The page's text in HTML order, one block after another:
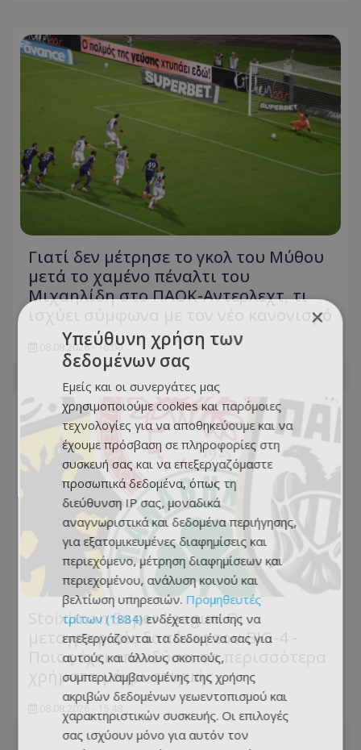
Γιατί δεν μέτρησε το γκολ του Μύθου
μετά το χαμένο πέναλτι του
Μιχαηλίδη στο ΠΑΟΚ-Αντερλεχτ, τι
ισχύει σύμφωνα με τον νέο κανονισμό
08.08.2026 - 16:00
Stoiximan Super League: Οι
μεταγραφικές δαπάνες του BIG-4 -
Ποιος έχει επενδύσει τα περισσότερα
χρήματα μέχρι στιγμής
×
Υπεύθυνη χρήση των
δεδομένων σας
Εμείς και οι συνεργάτες μας
χρησιμοποιούμε cookies και παρόμοιες
τεχνολογίες για να αποθηκεύουμε και να
έχουμε πρόσβαση σε πληροφορίες στη
συσκευή σας και να επεξεργαζόμαστε
προσωπικά δεδομένα, όπως τη
διεύθυνση IP σας, μοναδικά
αναγνωριστικά και δεδομένα περιήγησης,
για εξατομικευμένες διαφημίσεις και
περιεχόμενο, μέτρηση διαφημίσεων και
περιεχομένου, ανάλυση κοινού και
βελτίωση υπηρεσιών. Προμηθευτές
τρίτων (1884) ενδέχεται επίσης να
επεξεργάζονται τα δεδομένα σας για
αυτούς και άλλους σκοπούς,
συμπεριλαμβανομένης της χρήσης
ακριβών δεδομένων γεωεντοπισμού και
χαρακτηριστικών συσκευής. Οι επιλογές
σας ισχύουν μόνο για αυτόν τον